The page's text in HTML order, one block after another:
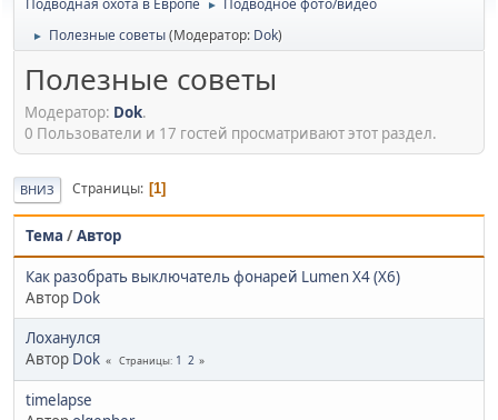
Подводная охота в Европе ► Подводное фото/видео
► Полезные советы(Модератор: Dok)
Полезные советы
Модератор: Dok.
0 Пользователи и 17 гостей просматривают этот раздел.
ВНИЗ Страницы 1
Тема /Автор
Как разобрать выключатель фонарей Lumen X4 (X6)
Автор Dok
Лоханулся
Автор Dok Страницы 1 2
timelapse